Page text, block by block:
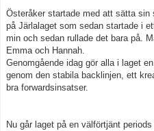
Österåker startade med att sätta
på Järlalaget som sedan startade i
min och sedan rullade det bara på.
Emma och Hannah.
Genomgående idag gör alla i laget
genom den stabila backlinjen, ett
bra forwardsinsatser.
Nu går laget på en välförtjänt